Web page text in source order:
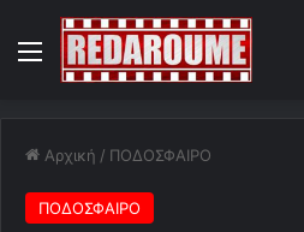
Menu
Αρχική / ΠΟΔΟΣΦΑΙΡΟ
ΠΟΔΟΣΦΑΙΡΟ